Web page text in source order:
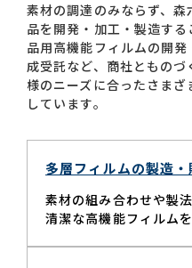
素材の調達のみならず、
品を開発・加工・製造す
品用高機能フィルムの開
成受託など、商社ともの
様のニーズに合ったさま
しています。
多層フィルムの製造・
素材の組み合わせや製
清潔な高機能フィルム